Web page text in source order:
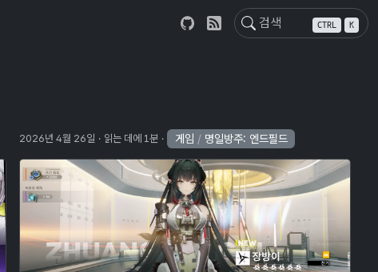
CTRL K
2026년 4월 26일 읽는 데에 1분 게임 / 명일방주: 엔드필드